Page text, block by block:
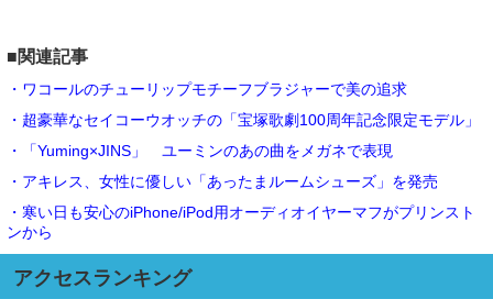
■関連記事
・ワコールのチューリップモチーフブラジャーで美の追求
・超豪華なセイコーウオッチの「宝塚歌劇100周年記念限定モデル」
・「Yuming×JINS」 ユーミンのあの曲をメガネで表現
・アキレス、女性に優しい「あったまルームシューズ」を発売
・寒い日も安心のiPhone/iPod用オーディオイヤーマフがプリンスト
ンから
アクセスランキング